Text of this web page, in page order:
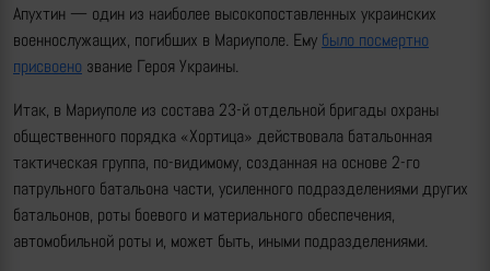
Апухтин — один из наиболее высокопоставленных украинских
военнослужащих, погибших в Мариуполе. Ему было посмертно
присвоено звание Героя Украины.
Итак, в Мариуполе из состава 23-й отдельной бригады охраны
общественного порядка «Хортица» действовала батальонная
тактическая группа, по-видимому, созданная на основе 2-го
патрульного батальона части, усиленного подразделениями других
батальонов, роты боевого и материального обеспечения,
автомобильной роты и, может быть, иными подразделениями.